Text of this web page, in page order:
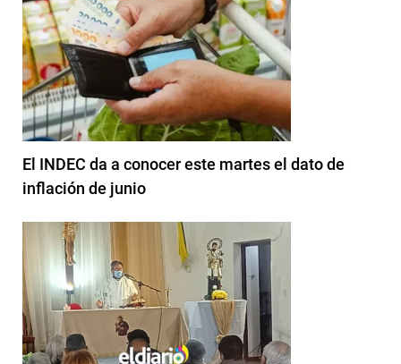
El INDEC da a conocer este martes el dato de
inflación de junio